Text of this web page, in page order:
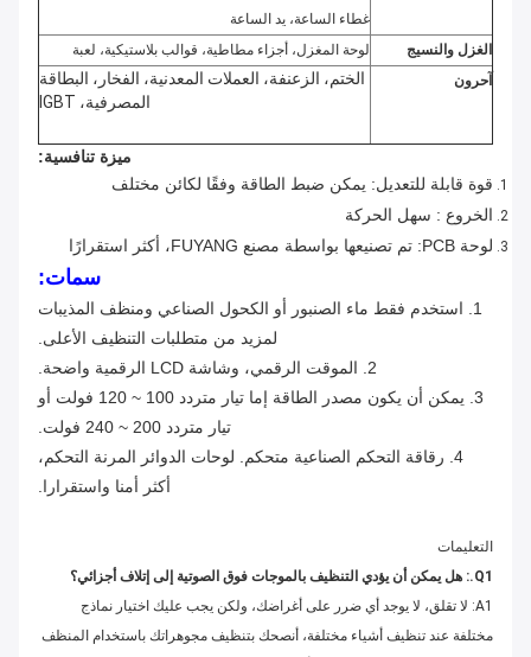
غطاء الساعة، يد الساعة
الغزل والنسيج
لوحة المغزل، أجزاء مطاطية، قوالب بلاستيكية، لعبة
آحرون
الختم، الزعنفة، العملات المعدنية، الفخار، البطاقة
المصرفية، IGBT
ميزة تنافسية:
قوة قابلة للتعديل: يمكن ضبط الطاقة وفقًا لكائن مختلف
الخروع : سهل الحركة
لوحة PCB: تم تصنيعها بواسطة مصنع FUYANG، أكثر استقرارًا
سمات:
1. استخدم فقط ماء الصنبور أو الكحول الصناعي ومنظف المذيبات
لمزيد من متطلبات التنظيف الأعلى.
2. الموقت الرقمي، وشاشة LCD الرقمية واضحة.
3. يمكن أن يكون مصدر الطاقة إما تيار متردد 100 ~ 120 فولت أو
تيار متردد 200 ~ 240 فولت.
4. رقاقة التحكم الصناعية متحكم. لوحات الدوائر المرنة التحكم،
أكثر أمنا واستقرارا.
التعليمات
Q1.: هل يمكن أن يؤدي التنظيف بالموجات فوق الصوتية إلى إتلاف أجزائي؟
A1: لا تقلق، لا يوجد أي ضرر على أغراضك، ولكن يجب عليك اختيار نماذج
مختلفة عند تنظيف أشياء مختلفة، أنصحك بتنظيف مجوهراتك باستخدام المنظف